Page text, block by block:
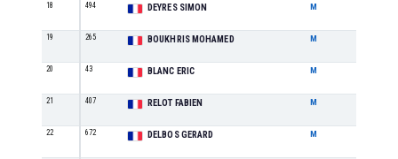
18 494 DEYRES SIMON M
19 265 BOUKHRIS MOHAMED M
20 43 BLANC ERIC M
21 407 RELOT FABIEN M
22 672 DELBOS GERARD M